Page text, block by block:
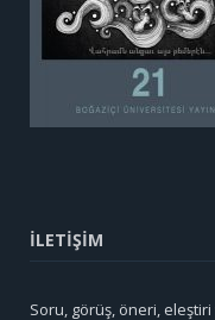
İLETİŞİM
Soru, görüş, öneri, eleştiri